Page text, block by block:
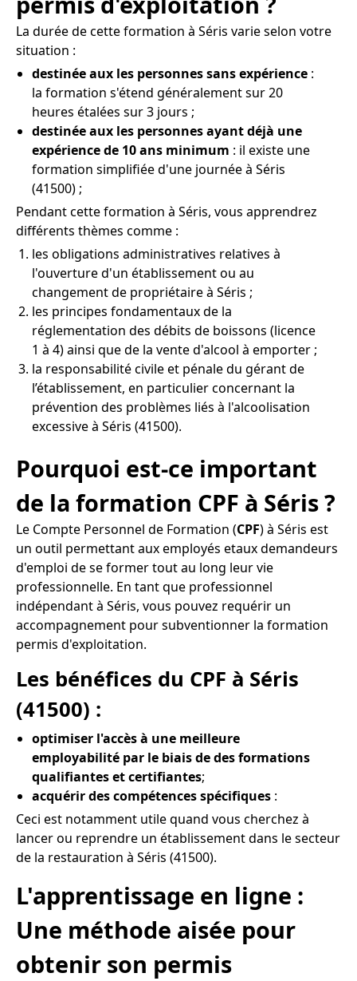
La durée de cette formation à Séris varie selon votre
situation :
destinée aux les personnes sans expérience :
la formation s'étend généralement sur 20
heures étalées sur 3 jours ;
destinée aux les personnes ayant déjà une
expérience de 10 ans minimum : il existe une
formation simplifiée d'une journée à Séris
(41500) ;
Pendant cette formation à Séris, vous apprendrez
différents thèmes comme :
les obligations administratives relatives à
l'ouverture d'un établissement ou au
changement de propriétaire à Séris ;
les principes fondamentaux de la
réglementation des débits de boissons (licence
1 à 4) ainsi que de la vente d'alcool à emporter ;
la responsabilité civile et pénale du gérant de
l’établissement, en particulier concernant la
prévention des problèmes liés à l'alcoolisation
excessive à Séris (41500).
Pourquoi est-ce important
de la formation CPF à Séris ?
Le Compte Personnel de Formation (CPF) à Séris est
un outil permettant aux employés etaux demandeurs
d'emploi de se former tout au long leur vie
professionnelle. En tant que professionnel
indépendant à Séris, vous pouvez requérir un
accompagnement pour subventionner la formation
permis d'exploitation.
Les bénéfices du CPF à Séris
(41500) :
optimiser l'accès à une meilleure
employabilité par le biais de des formations
qualifiantes et certifiantes;
acquérir des compétences spécifiques :
Ceci est notamment utile quand vous cherchez à
lancer ou reprendre un établissement dans le secteur
de la restauration à Séris (41500).
L'apprentissage en ligne :
Une méthode aisée pour
obtenir son permis